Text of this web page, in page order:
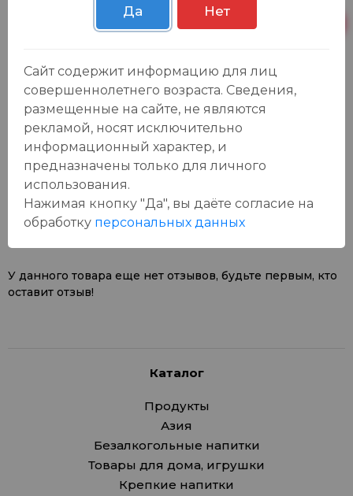
Пн-Вс с 09:00 до
Отзывы:
У данного товара еще нет отзывов, будьте первым, кто
оставит отзыв!
Каталог
Продукты
Азия
Безалкогольные напитки
Товары для дома, игрушки
Крепкие напитки
Да Нет
Сайт содержит информацию для лиц
совершеннолетнего возраста. Сведения,
размещенные на сайте, не являются
рекламой, носят исключительно
информационный характер, и
предназначены только для личного
использования.
Нажимая кнопку "Да", вы даёте cогласие на
обработку персональных данных